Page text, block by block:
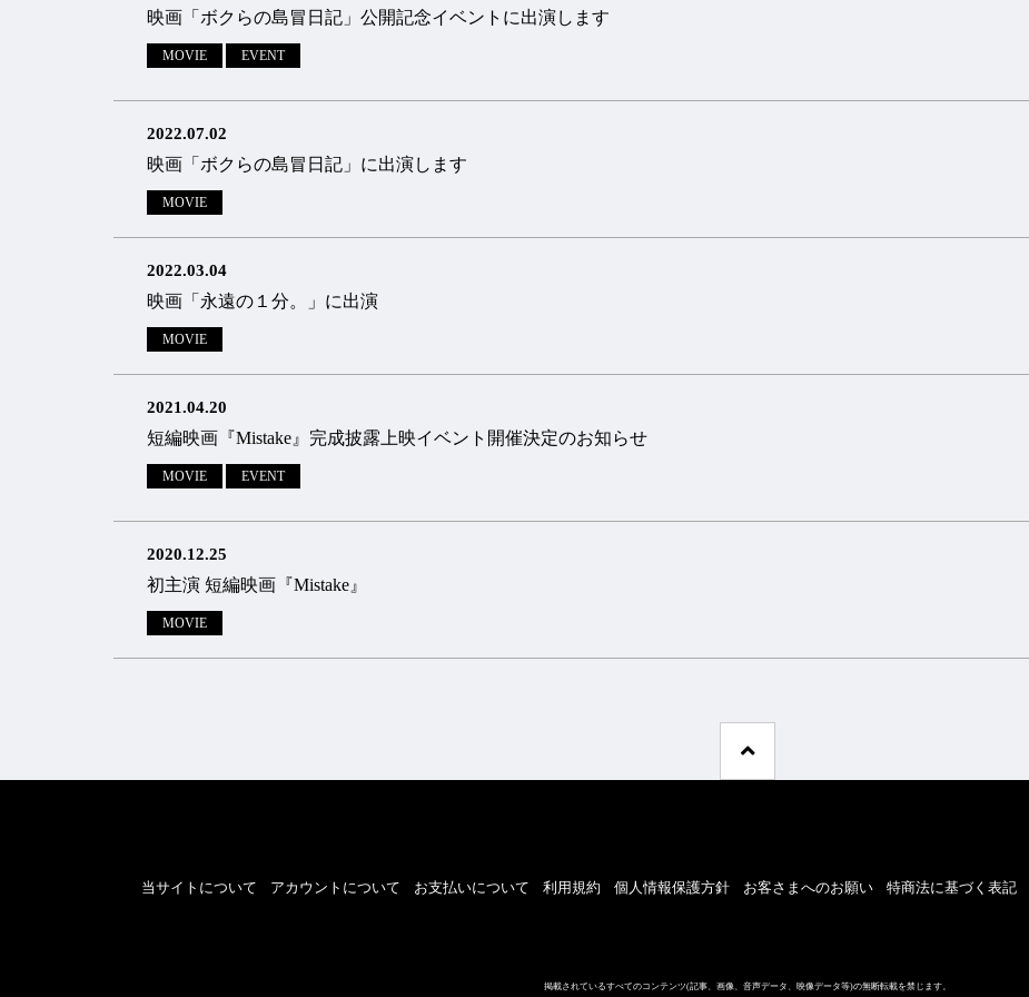
映画「ボクらの島冒⽇記」公開記念イベントに出演します
MOVIE EVENT
2022.07.02
映画「ボクらの島冒⽇記」に出演します
MOVIE
2022.03.04
映画「永遠の１分。」に出演
MOVIE
2021.04.20
短編映画『Mistake』完成披露上映イベント開催決定のお知らせ
MOVIE EVENT
2020.12.25
初主演 短編映画『Mistake』
MOVIE
当サイトについて アカウントについて お支払いについて 利用規約 個人情報保護方針 お客さまへのお願い 特商法に基づく表記
掲載されているすべてのコンテンツ(記事、画像、音声データ、映像データ等)の無断転載を禁じます。